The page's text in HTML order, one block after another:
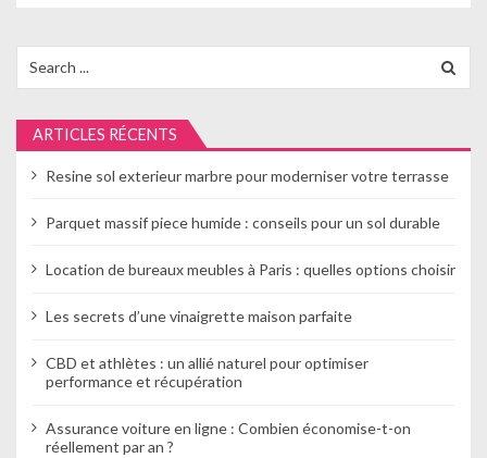
d
e
l
’
a
i
c
for:
ARTICLES RÉCENTS
Resine sol exterieur marbre pour moderniser votre terrasse
Parquet massif piece humide : conseils pour un sol durable
Location de bureaux meubles à Paris : quelles options choisir
Les secrets d’une vinaigrette maison parfaite
CBD et athlètes : un allié naturel pour optimiser
performance et récupération
Assurance voiture en ligne : Combien économise-t-on
réellement par an ?